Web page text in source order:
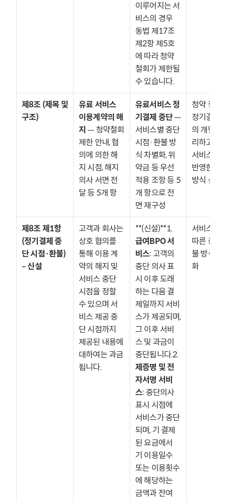
이루어지는 서
비스의 경우
동법 제17조
제2항 제5호
에 따라 청약
철회가 제한될
수 있습니다.
제8조 (제목 및
구조)
유료 서비스
이용계약의 해
지 — 청약철회
제한 안내, 협
의에 의한 해
지 시점, 해지
의사 서면 전
달 등 5개 항
유료서비스 정
기결제 중단 —
서비스별 중단
시점·환불 방
식 차별화, 위
약금 등 우선
적용 조항 등 5
개 항으로 전
면 재구성
청약 철회
정기결제
의 개념을
리하고, 신
서비스 특
반영한 환
방식 신설
제8조 제1항
(정기결제 중
단 시점·환불)
– 신설
고객과 회사는
상호 협의를
통해 이용 계
약의 해지 및
서비스 중단
시점을 정할
수 있으며 서
비스 제공 중
단 시점까지
제공된 내용에
대하여는 과금
됩니다.
급여BPO 서
비스: 고객의
중단 의사 표
시 이후 도래
하는 다음 결
제일까지 서비
스가 제공되며,
그 이후 서비
스 및 과금이
제증명 및 전
자서명 서비
스: 중단의사
표시 시점에
서비스가 중단
되며, 기 결제
된 요금에서
기 이용일수
또는 이용횟수
에 해당하는
금액과 잔여
서비스 특
따른 중단
불 방식 차
화